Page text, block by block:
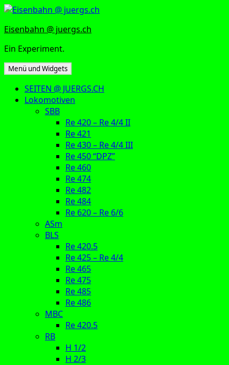
Zum
springen
Eisenbahn @ juergs.ch
Ein Experiment.
Menü und Widgets
SEITEN @ JUERGS.CH
Lokomotiven
SBB
Re 420 – Re 4/4 II
Re 421
Re 430 – Re 4/4 III
Re 450 “DPZ”
Re 460
Re 474
Re 482
Re 484
Re 620 – Re 6/6
ASm
BLS
Re 420.5
Re 425 – Re 4/4
Re 465
Re 475
Re 485
Re 486
MBC
Re 420.5
RB
H 1/2
H 2/3